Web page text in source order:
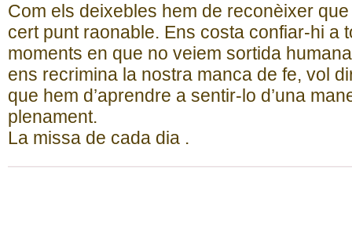
Com els deixebles hem de reconèixer
cert punt raonable. Ens costa confiar-hi a
moments en que no veiem sortida
ens recrimina la nostra manca de fe, vol
que hem d’aprendre a sentir-lo d’una
plenament.
La missa de cada dia .